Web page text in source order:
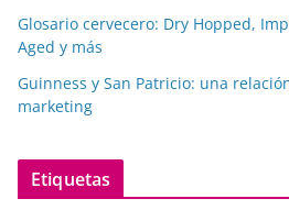
Glosario cervecero: Dry Hopped,
Aged y más
Guinness y San Patricio: una
marketing
Etiquetas